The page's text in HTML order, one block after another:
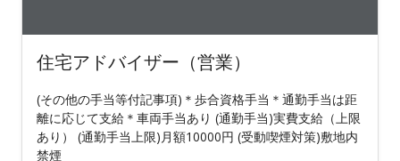
住宅アドバイザー（営業）
(その他の手当等付記事項)＊歩合資格手当＊通勤手当は距
離に応じて支給＊車両手当あり (通勤手当)実費支給（上限
あり） (通勤手当上限)月額10000円 (受動喫煙対策)敷地内
禁煙